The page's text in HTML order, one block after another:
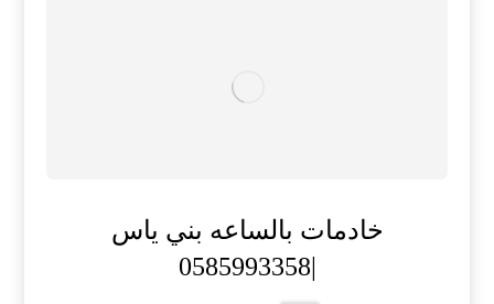
خادمات بالساعه بني ياس